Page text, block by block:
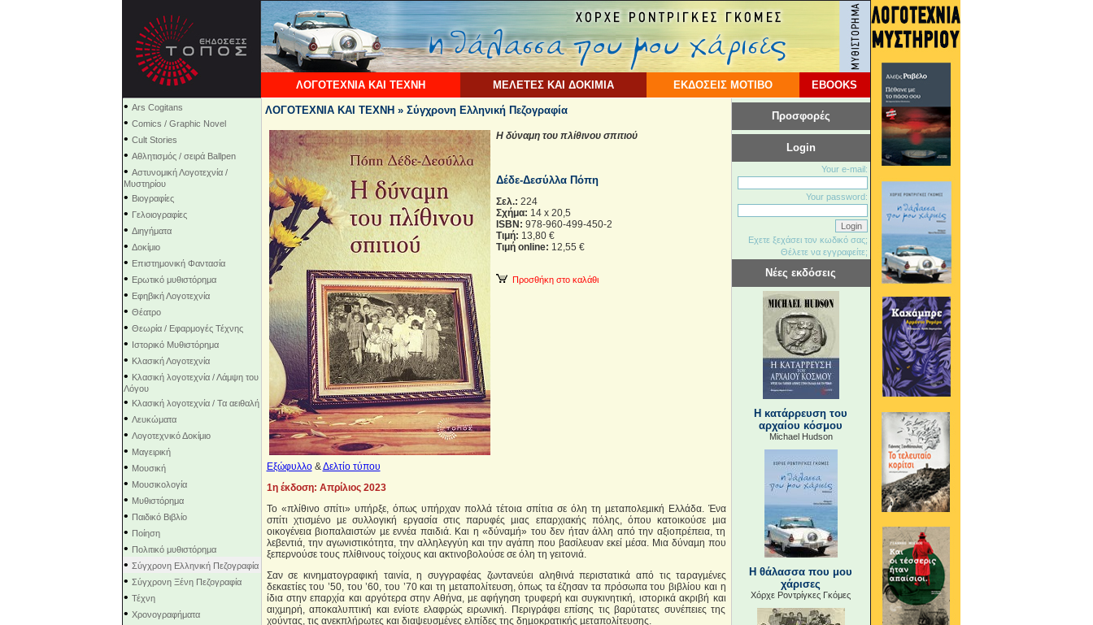
ΛΟΓΟΤΕΧΝΙΑ ΚΑΙ ΤΕΧΝΗ ΜΕΛΕΤΕΣ ΚΑΙ ΔΟΚΙΜΙΑ ΕΚΔΟΣΕΙΣ ΜΟΤΙΒΟ EBOOKS
• Ars Cogitans
• Comics / Graphic Novel
• Cult Stories
• Αθλητισμός / σειρά Ballpen
• Αστυνομική Λογοτεχνία /
Μυστηρίου
• Βιογραφίες
• Γελοιογραφίες
• Διηγήματα
• Δοκίμιο
• Επιστημονική Φαντασία
• Ερωτικό μυθιστόρημα
• Εφηβική Λογοτεχνία
• Θέατρο
• Θεωρία / Εφαρμογές Τέχνης
• Ιστορικό Μυθιστόρημα
• Κλασική Λογοτεχνία
• Κλασική λογοτεχνία / Λάμψη του
Λόγου
• Κλασική λογοτεχνία / Τα αειθαλή
• Λευκώματα
• Λογοτεχνικό Δοκίμιο
• Μαγειρική
• Μουσική
• Μουσικολογία
• Μυθιστόρημα
• Παιδικό Βιβλίο
• Ποίηση
• Πολιτικό μυθιστόρημα
• Σύγχρονη Ελληνική Πεζογραφία
• Σύγχρονη Ξένη Πεζογραφία
• Τέχνη
• Χρονογραφήματα
ΛΟΓΟΤΕΧΝΙΑ ΚΑΙ ΤΕΧΝΗ » Σύγχρονη Ελληνική Πεζογραφία
Η δύναμη του πλίθινου σπιτιού
Δέδε-Δεσύλλα Πόπη
Σελ.: 224
Σχήμα: 14 x 20,5
ISBN: 978-960-499-450-2
Τιμή: 13,80 €
Τιμή online: 12,55 €
Προσθήκη στο καλάθι
Εξώφυλλο&Δελτίο τύπου
1η έκδοση: Απρίλιος 2023
Το «πλίθινο σπίτι» υπήρξε, όπως υπήρχαν πολλά τέτοια σπίτια σε όλη τη µεταπολεµική Ελλάδα. Ένα
σπίτι χτισµένο µε συλλογική εργασία στις παρυφές µιας επαρχιακής πόλης, όπου κατοικούσε µια
οικογένεια βιοπαλαιστών µε εννέα παιδιά. Και η «δύναµή» του δεν ήταν άλλη από την αξιοπρέπεια, τη
λεβεντιά, την αγωνιστικότητα, την αλληλεγγύη και την αγάπη που βασίλευαν εκεί µέσα. Μια δύναµη που
ξεπερνούσε τους πλίθινους τοίχους και ακτινοβολούσε σε όλη τη γειτονιά.
Σαν σε κινηµατογραφική ταινία, η συγγραφέας ζωντανεύει αληθινά περιστατικά από τις ταραγµένες
δεκαετίες του ’50, του ’60, του ’70 και τη µεταπολίτευση, όπως τα έζησαν τα πρόσωπα του βιβλίου και η
ίδια στην επαρχία και αργότερα στην Αθήνα, µε αφήγηση τρυφερή και συγκινητική, ιστορικά ακριβή και
αιχµηρή, αποκαλυπτική και ενίοτε ελαφρώς ειρωνική. Περιγράφει επίσης τις βαρύτατες συνέπειες της
χούντας, τις ανεκπλήρωτες και διαψευσµένες ελπίδες της δηµοκρατικής µεταπολίτευσης.
Προσφορές
Login
Your e-mail:
Your password:
Εχετε ξεχάσει τον κωδικό σας;
Θέλετε να εγγραφείτε;
Νέες εκδόσεις
Η κατάρρευση του
αρχαίου κόσμου
Michael Hudson
Η θάλασσα που μου
χάρισες
Χόρχε Ροντρίγκες Γκόμες